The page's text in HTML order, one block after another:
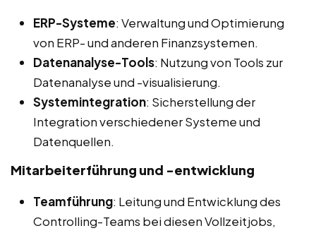
ERP-Systeme: Verwaltung und Optimierung
von ERP- und anderen Finanzsystemen.
Datenanalyse-Tools: Nutzung von Tools zur
Datenanalyse und -visualisierung.
Systemintegration: Sicherstellung der
Integration verschiedener Systeme und
Datenquellen.
Mitarbeiterführung und -entwicklung
Teamführung: Leitung und Entwicklung des
Controlling-Teams bei diesen Vollzeitjobs,